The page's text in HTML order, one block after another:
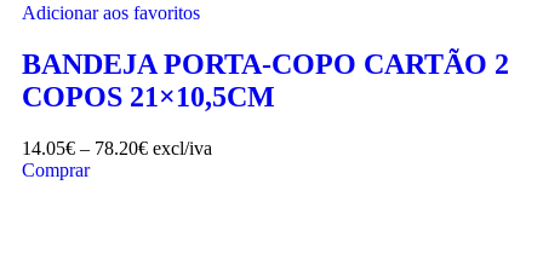
Adicionar aos favoritos
BANDEJA PORTA-COPO CARTÃO 2
COPOS 21×10,5CM
14.05€ – 78.20€ excl/iva
Comprar